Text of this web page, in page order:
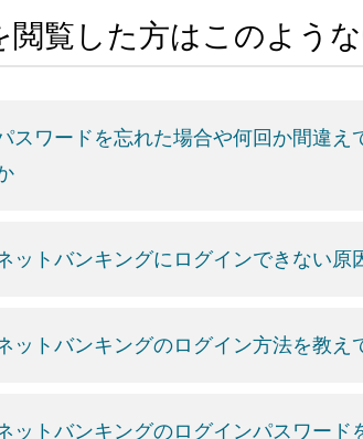
閲覧した方はこのよう
スワードを忘れた場合や何回か間違
ットバンキングにログインできない原
ットバンキングのログイン方法を教え
ットバンキングのログインパスワー